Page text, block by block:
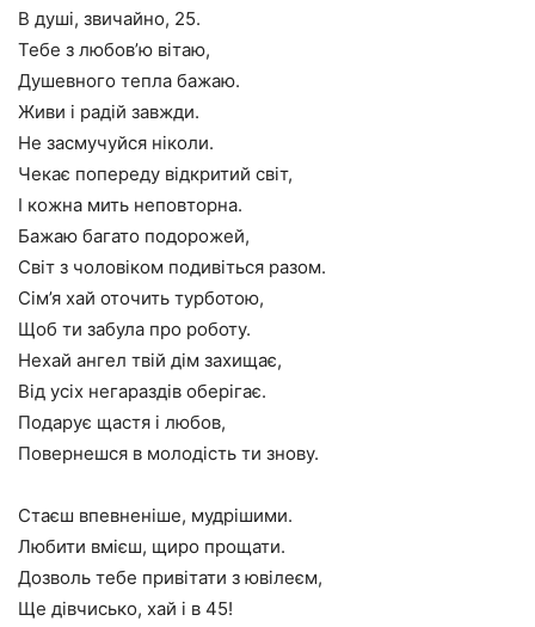
В душі, звичайно, 25.
Тебе з любов’ю вітаю,
Душевного тепла бажаю.
Живи і радій завжди.
Не засмучуйся ніколи.
Чекає попереду відкритий світ,
І кожна мить неповторна.
Бажаю багато подорожей,
Світ з чоловіком подивіться разом.
Сім’я хай оточить турботою,
Щоб ти забула про роботу.
Нехай ангел твій дім захищає,
Від усіх негараздів оберігає.
Подарує щастя і любов,
Повернешся в молодість ти знову.
Стаєш впевненіше, мудрішими.
Любити вмієш, щиро прощати.
Дозволь тебе привітати з ювілеєм,
Ще дівчисько, хай і в 45!